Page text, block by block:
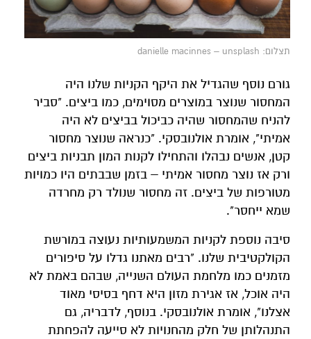
תצלום: danielle macinnes – unsplash
גורם נוסף שהגדיל את היקף הקניות שלנו היה
המחסור שנוצר במוצרים מסוימים, כמו ביצים. "סביר
להניח שהמחסור שהיה כביכול בביצים לא היה
אמיתי", אומרת אולנובסקי. "כנראה שנוצר מחסור
קטן, אנשים נבהלו והתחילו לקנות המון תבניות ביצים
ורק אז נוצר מחסור אמיתי – בזמן שבבתים היו כמויות
מטורפות של ביצים. זה מחסור שנולד רק מחרדה
שמא ייחסר".
סיבה נוספת לקניות המשמעותיות נעוצה במורשת
הקולקטיבית שלנו. "רבים מאתנו גדלו על סיפורים
מזמנים כמו מלחמת העולם השנייה, שבהם באמת לא
היה אוכל, אז אגירת מזון היא דחף בסיסי מאוד
אצלנו", אומרת אולנובסקי. בנוסף, לדבריה, גם
התנהלותן של חלק מהחנויות לא סייעה להפחתת